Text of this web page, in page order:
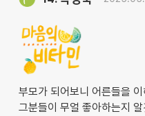
부모가 되어보니 어른들을
그분들이 무얼 좋아하는지